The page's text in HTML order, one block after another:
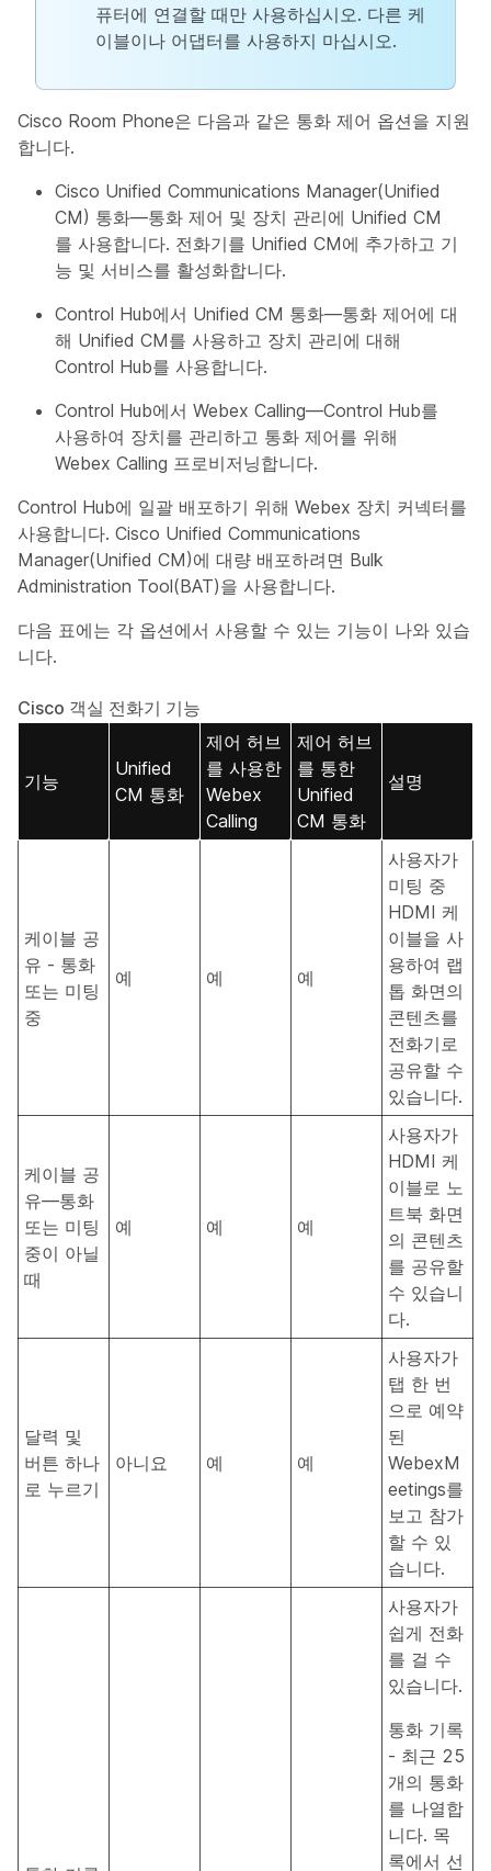
퓨터에 연결할 때만 사용하십시오. 다른 케
이블이나 어댑터를 사용하지 마십시오.
Cisco Room Phone은 다음과 같은 통화 제어 옵션을 지원
합니다.
Cisco Unified Communications Manager(Unified
CM) 통화—통화 제어 및 장치 관리에 Unified CM
를 사용합니다. 전화기를 Unified CM에 추가하고 기
능 및 서비스를 활성화합니다.
Control Hub에서 Unified CM 통화—통화 제어에 대
해 Unified CM를 사용하고 장치 관리에 대해
Control Hub를 사용합니다.
Control Hub에서 Webex Calling—Control Hub를
사용하여 장치를 관리하고 통화 제어를 위해
Webex Calling 프로비저닝합니다.
Control Hub에 일괄 배포하기 위해 Webex 장치 커넥터를
사용합니다. Cisco Unified Communications
Manager(Unified CM)에 대량 배포하려면 Bulk
Administration Tool(BAT)을 사용합니다.
다음 표에는 각 옵션에서 사용할 수 있는 기능이 나와 있습
니다.
Cisco 객실 전화기 기능
기능
Unified
CM 통화
제어 허브
를 사용한
Webex
Calling
제어 허브
를 통한
Unified
CM 통화
설명
케이블 공
유 - 통화
또는 미팅
중
예 예 예
사용자가
미팅 중
HDMI 케
이블을 사
용하여 랩
톱 화면의
콘텐츠를
전화기로
공유할 수
있습니다.
케이블 공
유—통화
또는 미팅
중이 아닐
때
예 예 예
사용자가
HDMI 케
이블로 노
트북 화면
의 콘텐츠
를 공유할
수 있습니
다.
달력 및
버튼 하나
로 누르기
아니요 예 예
사용자가
탭 한 번
으로 예약
된
WebexM
eetings를
보고 참가
할 수 있
습니다.
사용자가
쉽게 전화
를 걸 수
있습니다.
통화 기록
- 최근 25
개의 통화
를 나열합
니다. 목
록에서 선